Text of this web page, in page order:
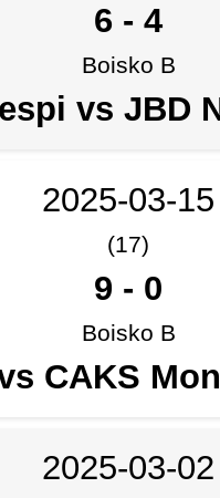
6 - 4
Boisko B
vs JBD
2025-03-15
(17)
9 - 0
Boisko B
CAKS
2025-03-02